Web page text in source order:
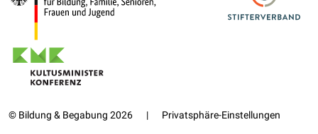
Kultusministerkonferenz
© Bildung & Begabung 2026 | Privatsphäre-Einstellungen